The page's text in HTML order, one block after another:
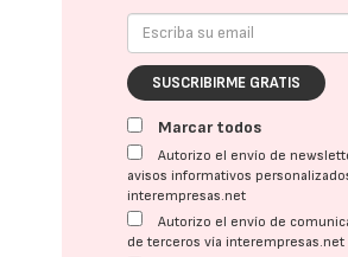
SUSCRIBIRME GRATIS
Marcar todos
Autorizo el envío de
avisos informativos
interempresas.net
Autorizo el envío de
de terceros vía interempresas.net